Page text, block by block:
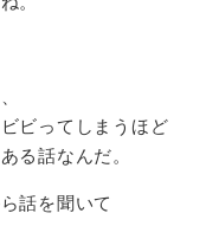
ビってしまうほど
る話なんだ。
話を聞いて